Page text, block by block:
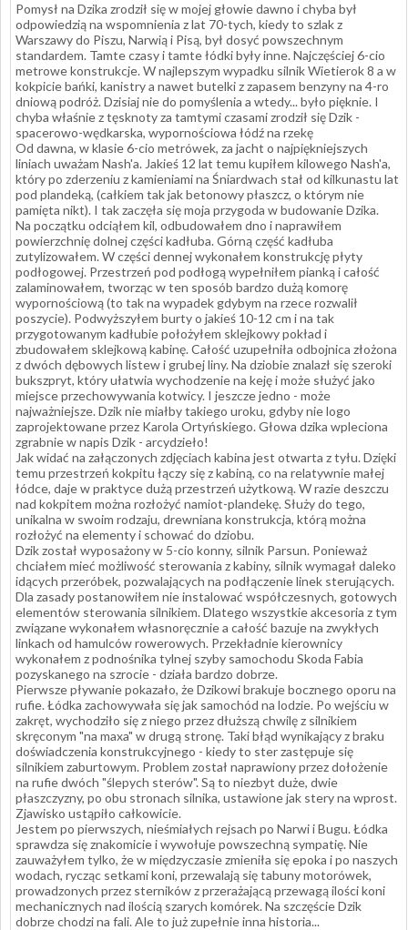
Pomysł na Dzika zrodził się w mojej głowie dawno i chyba był
odpowiedzią na wspomnienia z lat 70-tych, kiedy to szlak z
Warszawy do Piszu, Narwią i Pisą, był dosyć powszechnym
standardem. Tamte czasy i tamte łódki były inne. Najczęściej 6-cio
metrowe konstrukcje. W najlepszym wypadku silnik Wietierok 8 a w
kokpicie bańki, kanistry a nawet butelki z zapasem benzyny na 4-ro
dniową podróż. Dzisiaj nie do pomyślenia a wtedy... było pięknie. I
chyba właśnie z tęsknoty za tamtymi czasami zrodził się Dzik -
spacerowo-wędkarska, wypornościowa łódź na rzekę
Od dawna, w klasie 6-cio metrówek, za jacht o najpiękniejszych
liniach uważam Nash'a. Jakieś 12 lat temu kupiłem kilowego Nash'a,
który po zderzeniu z kamieniami na Śniardwach stał od kilkunastu lat
pod plandeką, (całkiem tak jak betonowy płaszcz, o którym nie
pamięta nikt). I tak zaczęła się moja przygoda w budowanie Dzika.
Na początku odciąłem kil, odbudowałem dno i naprawiłem
powierzchnię dolnej części kadłuba. Górną część kadłuba
zutylizowałem. W części dennej wykonałem konstrukcję płyty
podłogowej. Przestrzeń pod podłogą wypełniłem pianką i całość
zalaminowałem, tworząc w ten sposób bardzo dużą komorę
wypornościową (to tak na wypadek gdybym na rzece rozwalił
poszycie). Podwyższyłem burty o jakieś 10-12 cm i na tak
przygotowanym kadłubie położyłem sklejkowy pokład i
zbudowałem sklejkową kabinę. Całość uzupełniła odbojnica złożona
z dwóch dębowych listew i grubej liny. Na dziobie znalazł się szeroki
bukszpryt, który ułatwia wychodzenie na keję i może służyć jako
miejsce przechowywania kotwicy. I jeszcze jedno - może
najważniejsze. Dzik nie miałby takiego uroku, gdyby nie logo
zaprojektowane przez Karola Ortyńskiego. Głowa dzika wpleciona
zgrabnie w napis Dzik - arcydzieło!
Jak widać na załączonych zdjęciach kabina jest otwarta z tyłu. Dzięki
temu przestrzeń kokpitu łączy się z kabiną, co na relatywnie małej
łódce, daje w praktyce dużą przestrzeń użytkową. W razie deszczu
nad kokpitem można rozłożyć namiot-plandekę. Służy do tego,
unikalna w swoim rodzaju, drewniana konstrukcja, którą można
rozłożyć na elementy i schować do dziobu.
Dzik został wyposażony w 5-cio konny, silnik Parsun. Ponieważ
chciałem mieć możliwość sterowania z kabiny, silnik wymagał daleko
idących przeróbek, pozwalających na podłączenie linek sterujących.
Dla zasady postanowiłem nie instalować współczesnych, gotowych
elementów sterowania silnikiem. Dlatego wszystkie akcesoria z tym
związane wykonałem własnoręcznie a całość bazuje na zwykłych
linkach od hamulców rowerowych. Przekładnie kierownicy
wykonałem z podnośnika tylnej szyby samochodu Skoda Fabia
pozyskanego na szrocie - działa bardzo dobrze.
Pierwsze pływanie pokazało, że Dzikowi brakuje bocznego oporu na
rufie. Łódka zachowywała się jak samochód na lodzie. Po wejściu w
zakręt, wychodziło się z niego przez dłuższą chwilę z silnikiem
skręconym "na maxa" w drugą stronę. Taki błąd wynikający z braku
doświadczenia konstrukcyjnego - kiedy to ster zastępuje się
silnikiem zaburtowym. Problem został naprawiony przez dołożenie
na rufie dwóch "ślepych sterów". Są to niezbyt duże, dwie
płaszczyzny, po obu stronach silnika, ustawione jak stery na wprost.
Zjawisko ustąpiło całkowicie.
Jestem po pierwszych, nieśmiałych rejsach po Narwi i Bugu. Łódka
sprawdza się znakomicie i wywołuje powszechną sympatię. Nie
zauważyłem tylko, że w międzyczasie zmieniła się epoka i po naszych
wodach, rycząc setkami koni, przewalają się tabuny motorówek,
prowadzonych przez sterników z przerażającą przewagą ilości koni
mechanicznych nad ilością szarych komórek. Na szczęście Dzik
dobrze chodzi na fali. Ale to już zupełnie inna historia...